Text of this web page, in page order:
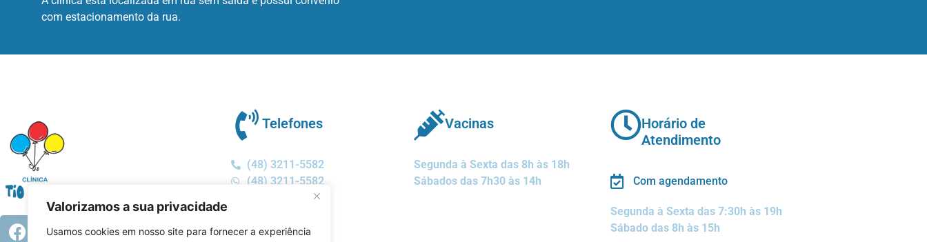
Valorizamos a sua privacidade
Usamos cookies em nosso site para fornecer a experiência
com estacionamento da rua.
Telefones
(48) 3211-5582
(48) 3211-5582
Vacinas
Segunda à Sexta das 8h às 18h
Sábados das 7h30 às 14h
Horário de
Atendimento
Com agendamento
Segunda à Sexta das 7:30h às 19h
Sábado das 8h às 15h